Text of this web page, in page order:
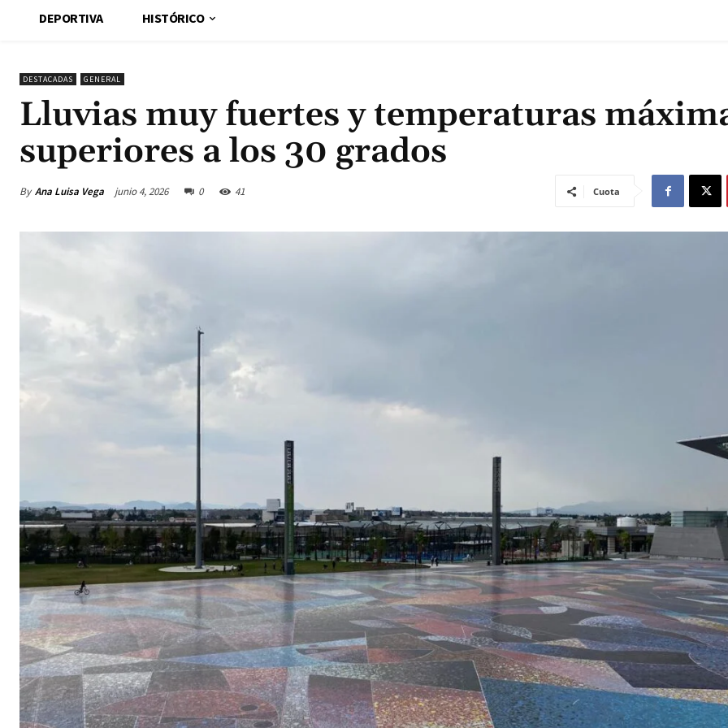
DEPORTIVA HISTÓRICO
DESTACADAS GENERAL
Lluvias muy fuertes y temperaturas
superiores a los 30 grados
By Ana Luisa Vega junio 4, 2026 0 41 Cuota